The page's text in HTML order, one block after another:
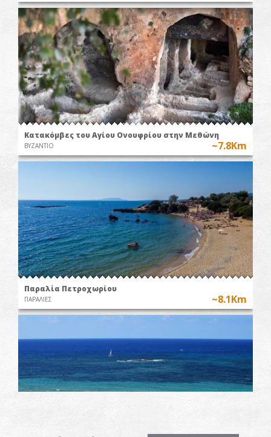
Κατακόμβες του Αγίου Ονουφρίου στην Μεθώνη
ΒΥΖΑΝΤΙΟ ~7.8Km
Παραλία Πετροχωρίου
ΠΑΡΑΛΙΕΣ ~8.1Km